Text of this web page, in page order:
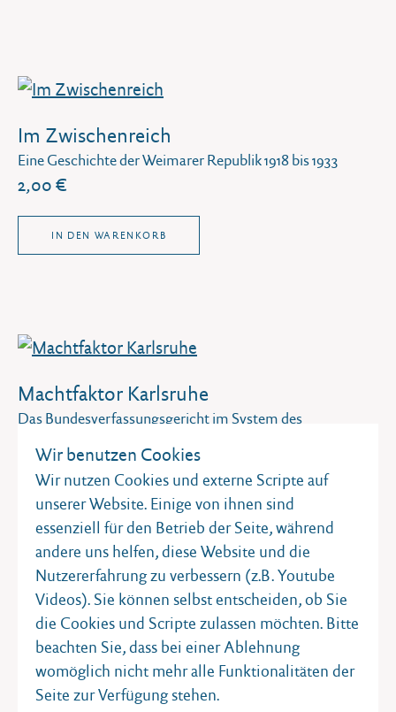
Im Zwischenreich
Eine Geschichte der Weimarer Republik 1918 bis 1933
2,00 €
IN DEN WARENKORB
Machtfaktor Karlsruhe
Das Bundesverfassungsgericht im System des
2,00 €
Meine Gemeinde - ich mach mit!
Infos für junge Leute
Wir benutzen Cookies
Wir nutzen Cookies und externe Scripte auf
unserer Website. Einige von ihnen sind
essenziell für den Betrieb der Seite, während
andere uns helfen, diese Website und die
Nutzererfahrung zu verbessern (z.B. Youtube
Videos). Sie können selbst entscheiden, ob Sie
die Cookies und Scripte zulassen möchten. Bitte
beachten Sie, dass bei einer Ablehnung
womöglich nicht mehr alle Funktionalitäten der
Seite zur Verfügung stehen.